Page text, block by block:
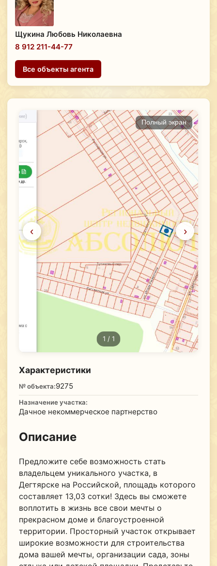
‹ ›
Полный экран
1 / 1
Характеристики
№ объекта:9275
Назначение участка:
Дачное некоммерческое партнерство
Описание
Предложите себе возможность стать
владельцем уникального участка, в
Дегтярске на Российской, площадь которого
составляет 13,03 сотки! Здесь вы сможете
воплотить в жизнь все свои мечты о
прекрасном доме и благоустроенной
территории. Просторный участок открывает
широкие возможности для строительства
дома вашей мечты, организации сада, зоны
Щукина Любовь Николаевна
8 912 211-44-77
Все объекты агента